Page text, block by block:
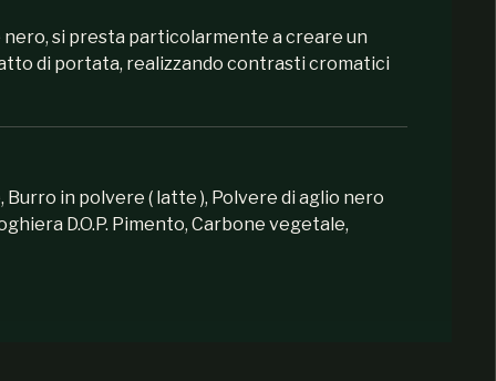
nero, si presta particolarmente a creare un
di portata, realizzando contrasti cromatici
in polvere ( latte ), Polvere di aglio nero
D.O.P. Pimento, Carbone vegetale,